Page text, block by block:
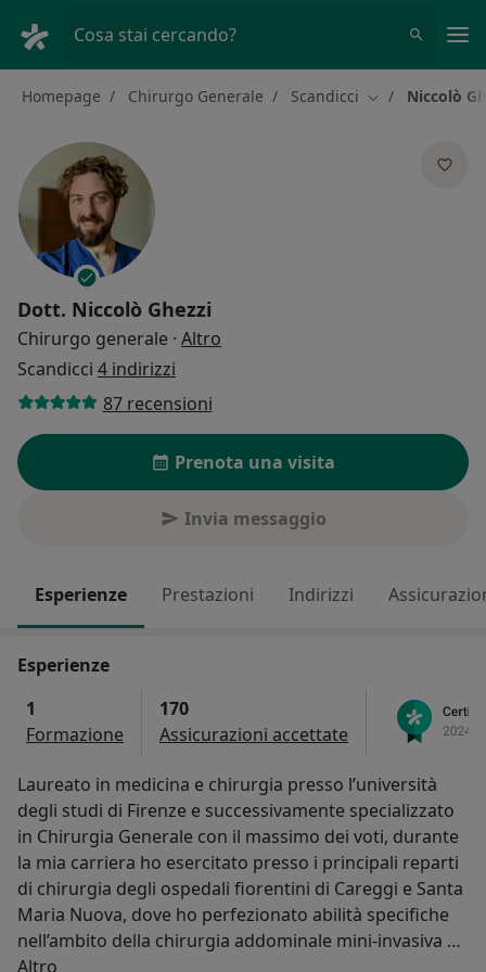
Cosa stai cercando?
Homepage Chirurgo Generale Scandicci Cambia città
Niccolò
Dott. Niccolò Ghezzi
Chirurgo generale · Altro
Scandicci 4 indirizzi
87 recensioni
Prenota una visita
Invia messaggio
Esperienze Prestazioni Indirizzi
Esperienze
1
Formazione
170
Assicurazioni accettate
Laureato in medicina e chirurgia presso l’università
degli studi di Firenze e successivamente specializzato
in Chirurgia Generale con il massimo dei voti, durante
la mia carriera ho esercitato presso i principali reparti
di chirurgia degli ospedali fiorentini di Careggi e Santa
Maria Nuova, dove ho perfezionato abilità specifiche
nell’ambito della chirurgia addominale mini-invasiva e
della chirurgia dermatologica ambulatoriale.
Altro